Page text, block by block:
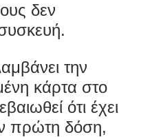
δεν
την
κάρτα στο
ότι έχει
πρώτη δόση,